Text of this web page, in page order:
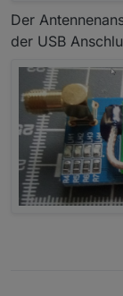
Der
der USB